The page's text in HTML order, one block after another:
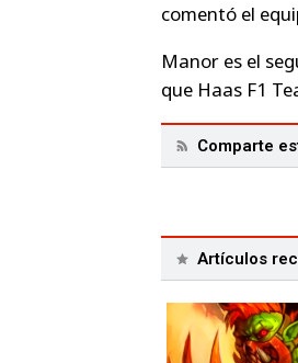
comentó el
Manor es el
que Haas F1
Comparte
Artículos